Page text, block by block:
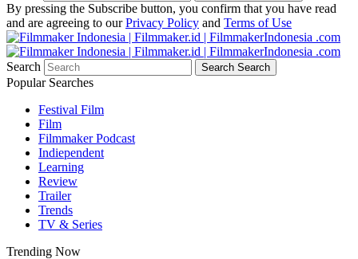
By pressing the Subscribe button, you confirm that you have read
and are agreeing to ourPrivacy Policy and Terms of Use
Search Search Search
Popular Searches
Festival Film
Film
Filmmaker Podcast
Indiependent
Learning
Review
Trailer
Trends
TV & Series
Trending Now